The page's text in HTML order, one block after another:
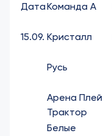
ДатаКоманда А
15.09. Кристалл
Русь
Арена Плей
Трактор
Белые